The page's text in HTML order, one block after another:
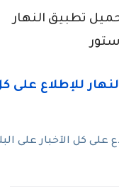
تطبيق النهار
ستور
كل الآخبار على